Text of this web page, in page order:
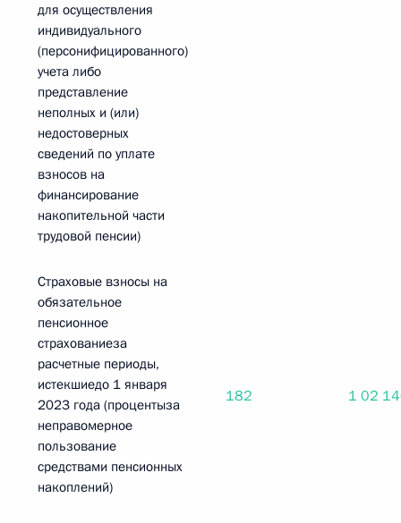
для осуществления
индивидуального
(персонифицированного)
учета либо
представление
неполных и (или)
недостоверных
сведений по уплате
взносов на
финансирование
накопительной части
трудовой пенсии)
Страховые взносы на
обязательное
пенсионное
страхованиеза
расчетные периоды,
истекшиедо 1 января
2023 года (процентыза
неправомерное
пользование
средствами пенсионных
накоплений)
182 1 02